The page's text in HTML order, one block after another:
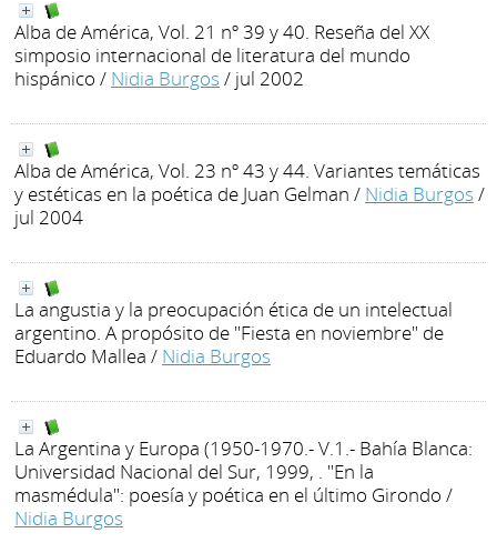
Alba de América, Vol. 21 nº 39 y 40. Reseña del XX
simposio internacional de literatura del mundo
hispánico / Nidia Burgos / jul 2002
Alba de América, Vol. 23 nº 43 y 44. Variantes temáticas
y estéticas en la poética de Juan Gelman / Nidia Burgos /
jul 2004
La angustia y la preocupación ética de un intelectual
argentino. A propósito de "Fiesta en noviembre" de
Eduardo Mallea / Nidia Burgos
La Argentina y Europa (1950-1970.- V.1.- Bahía Blanca:
Universidad Nacional del Sur, 1999, . "En la
masmédula": poesía y poética en el último Girondo /
Nidia Burgos